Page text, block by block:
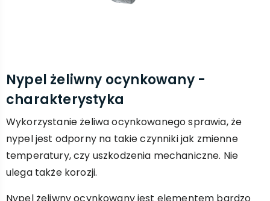
Nypel żeliwny ocynkowany -
charakterystyka
Wykorzystanie żeliwa ocynkowanego sprawia, że
nypel jest odporny na takie czynniki jak zmienne
temperatury, czy uszkodzenia mechaniczne. Nie
ulega także korozji.